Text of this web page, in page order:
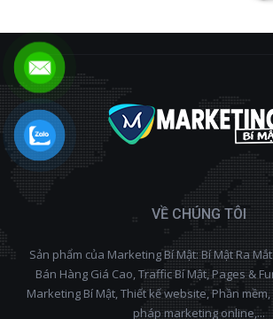
VỀ CHÚNG TÔI
Sản phẩm của Marketing Bí Mật: Bí Mật Ra
Bán Hàng Giá Cao, Traffic Bí Mật, Pages &
Marketing Bí Mật, Thiết kế website, Phần mềm,
pháp marketing online,...